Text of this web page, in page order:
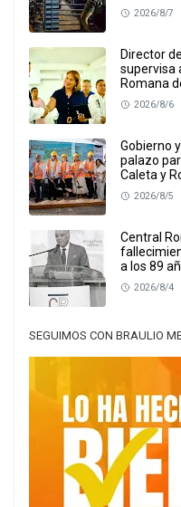
2026/8/7
Director
supervisa
Romana
2026/8/6
Gobierno
palazo
Caleta y
2026/8/5
Central
a los 89
2026/8/4
SEGUIMOS CON BRAULIO